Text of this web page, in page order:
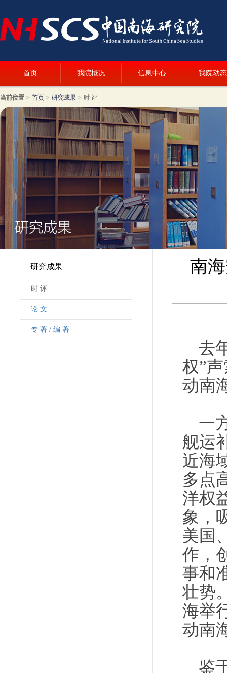
首页 我院概况 信息中心 我院动态
当前位置 > 首页 > 研究成果 > 时 评
研究成果
时 评
论 文
专 著 / 编 著
南
去
权”
动南
一
舰运
近海
多点
洋权
象，
美国
作，
事和
壮势
海举
动南
鉴